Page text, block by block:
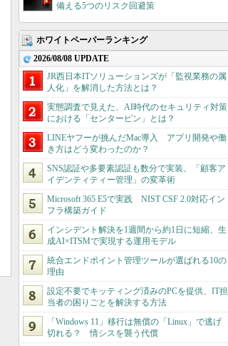
備える5つのリスク回避策
ホワイトペーパーランキング
2026/08/08 UPDATE
JR西日本ITソリューションズが「監視業務の属
人化」を解消した方法とは？
実態調査で見えた、AI時代のセキュリティ対策
における「センターピン」とは？
LINEヤフーが挑んだMac導入 アプリ開発や働
き方はどう変わったのか？
SNS認証や多要素認証も数分で実装、「顧客ア
イデンティティー管理」の変革術
Microsoft 365 E5で実践 NIST CSF 2.0対応イン
フラ構築ガイド
インシデント解決を1週間から約1日に短縮、生
成AI×ITSMで実現する運用モデル
統合エンドポイント管理ツールが選ばれる10の
理由
設定不要でキッティング済みのPCを提供、IT担
当者の困りごとを解決する方法
「Windows 11」移行は無償の「Linux」で逃げ
切れる？ 情シスを襲う代償